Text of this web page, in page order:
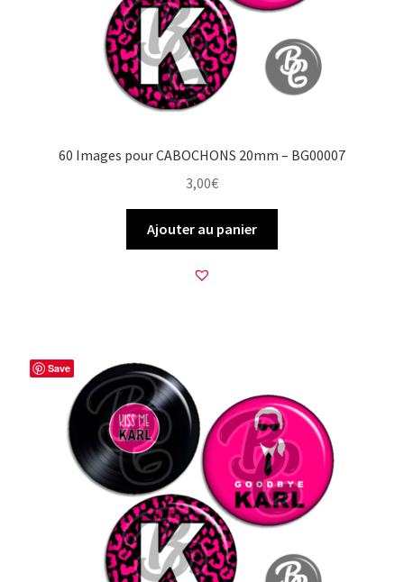
60 Images pour CABOCHONS 20mm – BG00007
3,00€
Ajouter au panier
Save